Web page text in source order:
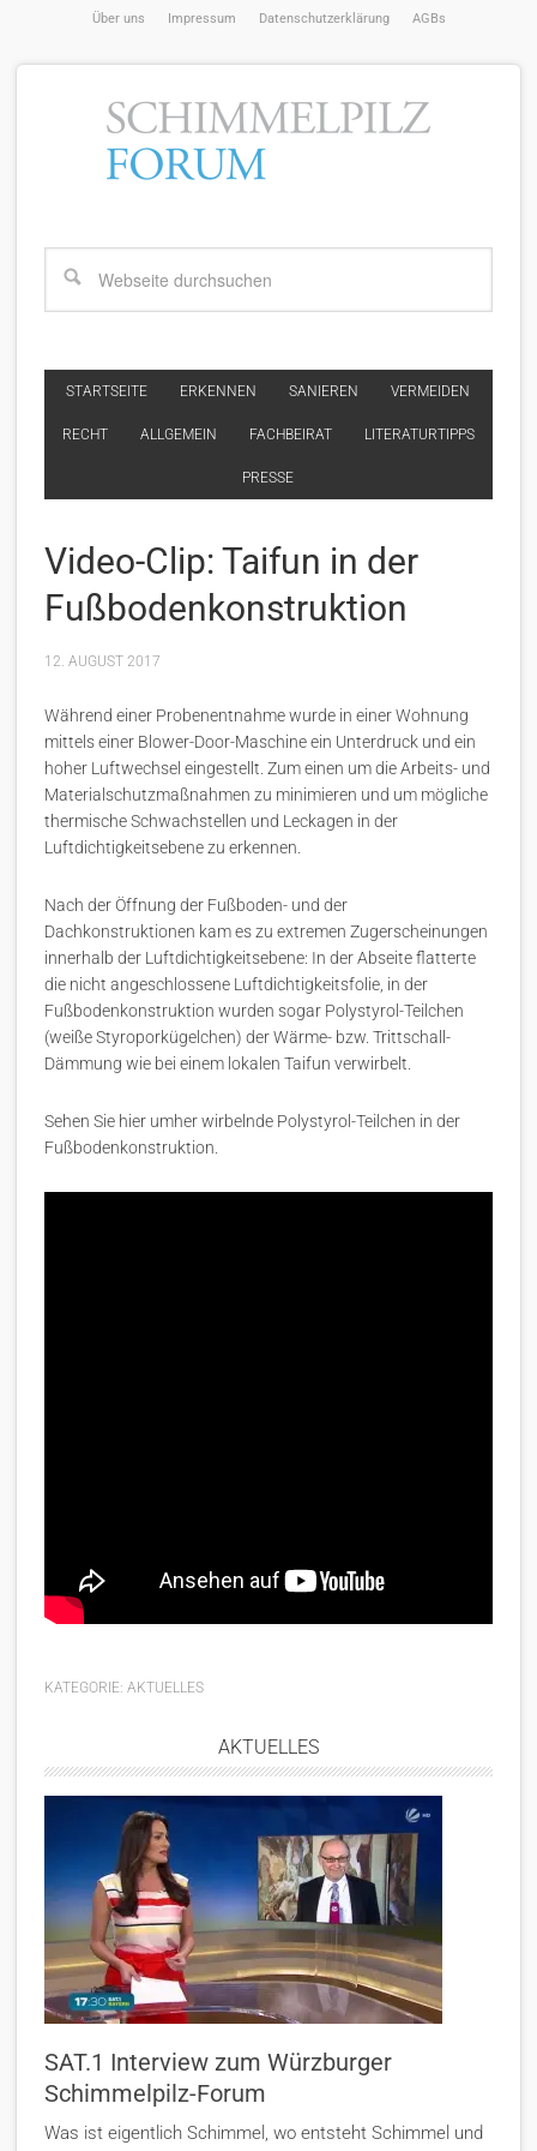
Über uns Impressum Datenschutzerklärung AGBs
STARTSEITE ERKENNEN SANIEREN VERMEIDEN
RECHT ALLGEMEIN FACHBEIRAT LITERATURTIPPS
PRESSE
Video-Clip: Taifun in der
Fußbodenkonstruktion
12. AUGUST 2017
Während einer Probenentnahme wurde in einer Wohnung
mittels einer Blower-Door-Maschine ein Unterdruck und ein
hoher Luftwechsel eingestellt. Zum einen um die Arbeits- und
Materialschutzmaßnahmen zu minimieren und um mögliche
thermische Schwachstellen und Leckagen in der
Luftdichtigkeitsebene zu erkennen.
Nach der Öffnung der Fußboden- und der
Dachkonstruktionen kam es zu extremen Zugerscheinungen
innerhalb der Luftdichtigkeitsebene: In der Abseite flatterte
die nicht angeschlossene Luftdichtigkeitsfolie, in der
Fußbodenkonstruktion wurden sogar Polystyrol-Teilchen
(weiße Styroporkügelchen) der Wärme- bzw. Trittschall-
Dämmung wie bei einem lokalen Taifun verwirbelt.
Sehen Sie hier umher wirbelnde Polystyrol-Teilchen in der
Fußbodenkonstruktion.
KATEGORIE: AKTUELLES
AKTUELLES
SAT.1 Interview zum Würzburger
Schimmelpilz-Forum
Was ist eigentlich Schimmel, wo entsteht Schimmel und